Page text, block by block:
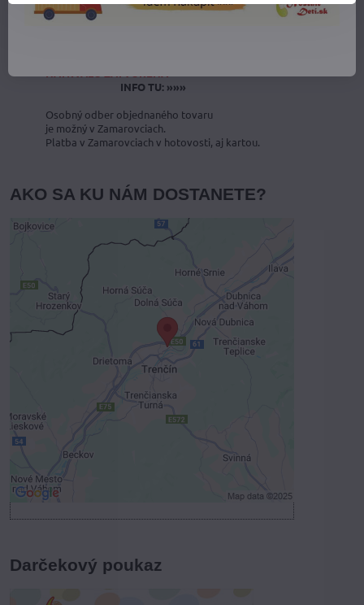
0908 419 618
INFO TU: »»»
Osobný odber objednaného tovaru
je možný v Zamarovciach.
Platba v Zamarovciach v hotovosti, aj kartou.
AKO SA KU NÁM DOSTANETE?
Externý obsah je blokovaný
Voľbami súkromia
Prajete si načítať externý obsah?
Povoliť tentokrát
Povoliť a zapamätať - súhlas s druhom
cookie: Funkčné
Darčekový poukaz